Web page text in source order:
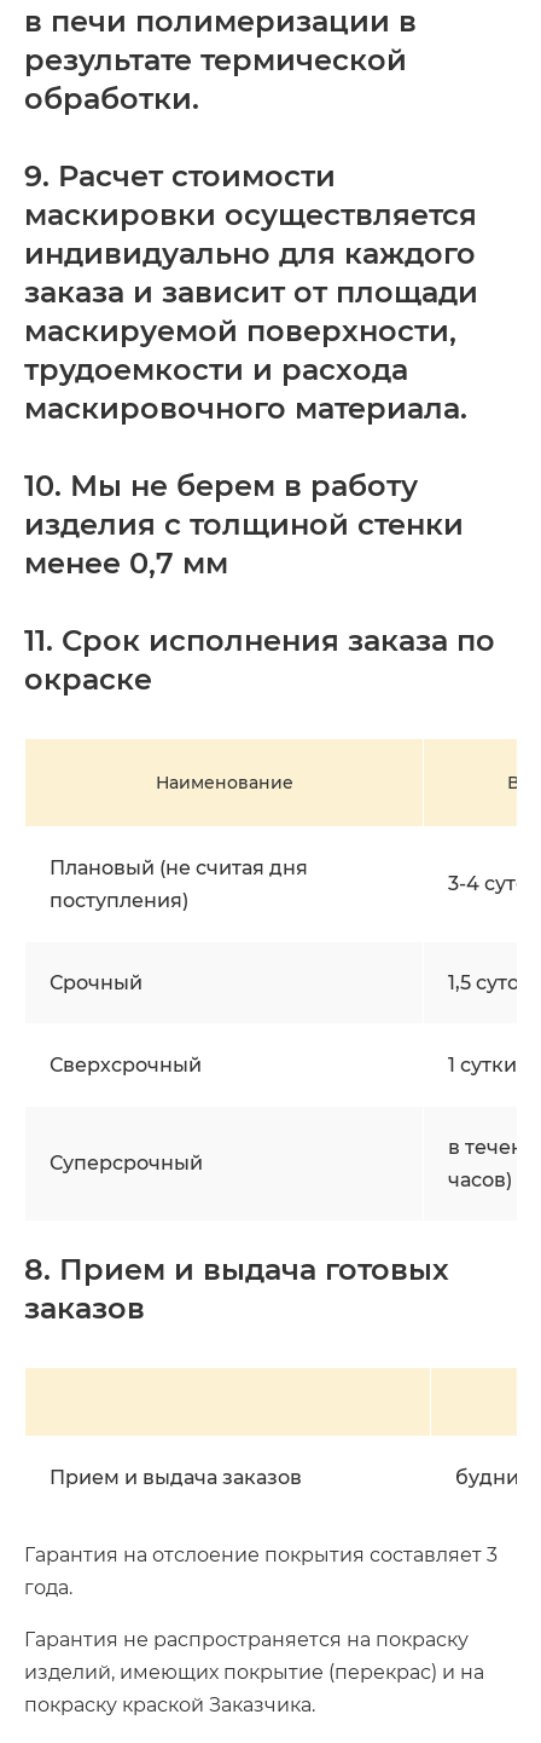
в печи полимеризации в
результате термической
обработки.
9. Расчет стоимости
маскировки осуществляется
индивидуально для каждого
заказа и зависит от площади
маскируемой поверхности,
трудоемкости и расхода
маскировочного материала.
10. Мы не берем в работу
изделия с толщиной стенки
менее 0,7 мм
11. Срок исполнения заказа по
окраске
Наименование
Плановый (не считая дня
поступления)
3-4 суток
Срочный 1,5
Сверхcрочный 1 сутки
Суперсрочный
в
часов)
8. Прием и выдача готовых
заказов
Прием и выдача заказов будние
Гарантия на отслоение покрытия составляет 3
года.
Гарантия не распространяется на покраску
изделий, имеющих покрытие (перекрас) и на
покраску краской Заказчика.